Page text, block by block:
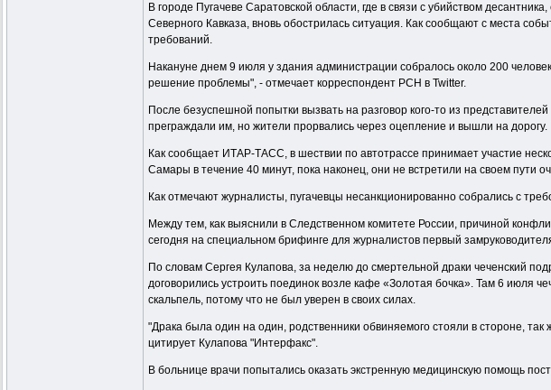
В городе Пугачеве Саратовской области, где в связи с убийством
Северного Кавказа, вновь обострилась ситуация. Как сообщают с места
требований.
Накануне днем 9 июля у здания администрации собралось около 200
решение проблемы", - отмечает корреспондент РСН в Twitter.
После безуспешной попытки вызвать на разговор кого-то из
преграждали им, но жители прорвались через оцепление и вышли на дорогу.
Как сообщает ИТАР-ТАСС, в шествии по автотрассе принимает участие
Самары в течение 40 минут, пока наконец, они не встретили на своем пути
Как отмечают журналисты, пугачевцы несанкционированно собрались с
Между тем, как выяснили в Следственном комитете России, причиной
сегодня на специальном брифинге для журналистов первый
По словам Сергея Кулапова, за неделю до смертельной драки чеченский
договорились устроить поединок возле кафе «Золотая бочка». Там 6 июля
скальпель, потому что не был уверен в своих силах.
"Драка была один на один, родственники обвиняемого стояли в стороне,
цитирует Кулапова "Интерфакс".
В больнице врачи попытались оказать экстренную медицинскую помощь